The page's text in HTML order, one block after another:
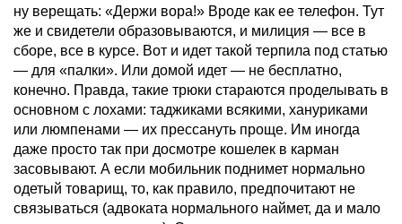
ну верещать: «Держи вора!» Вроде как ее телефон. Тут
же и свидетели образовываются, и милиция — все в
сборе, все в курсе. Вот и идет такой терпила под статью
— для «палки». Или домой идет — не бесплатно,
конечно. Правда, такие трюки стараются проделывать в
основном с лохами: таджиками всякими, хануриками
или люмпенами — их прессануть проще. Им иногда
даже просто так при досмотре кошелек в карман
засовывают. А если мобильник поднимет нормально
одетый товарищ, то, как правило, предпочитают не
связываться (адвоката нормального наймет, да и мало